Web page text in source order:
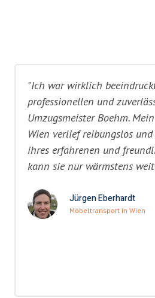
"Ich war wirklich
professionellen und
Umzugsmeister Boehm.
Wien verlief reibungslos
ihres erfahrenen und
kann sie nur wärmstens
Jürgen Eberhardt
Möbeltransport in Wien